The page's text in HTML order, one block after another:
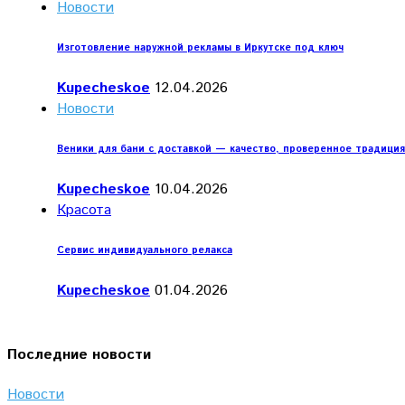
Новости
Изготовление наружной рекламы в Иркутске под ключ
Kupecheskoe 12.04.2026
Новости
Веники для бани с доставкой — качество, проверенное
Kupecheskoe 10.04.2026
Красота
Сервис индивидуального релакса
Kupecheskoe 01.04.2026
Последние новости
Новости